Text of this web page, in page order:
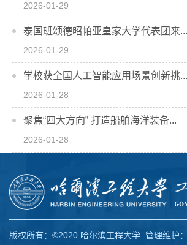
2026-01-29
泰国班颂德昭帕亚皇家大学代表团来...
2026-01-29
学校获全国人工智能应用场景创新挑...
2026-01-28
聚焦“四大方向” 打造船舶海洋装备...
2026-01-28
版权所有：©2020 哈尔滨工程大学 管理维护